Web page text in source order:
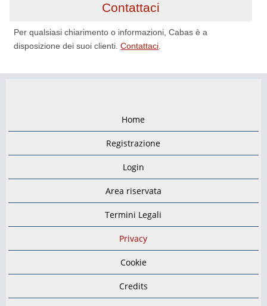
Contattaci
Per qualsiasi chiarimento o informazioni, Cabas è a
disposizione dei suoi clienti.Contattaci
Home
Registrazione
Login
Area riservata
Termini Legali
Privacy
Cookie
Credits